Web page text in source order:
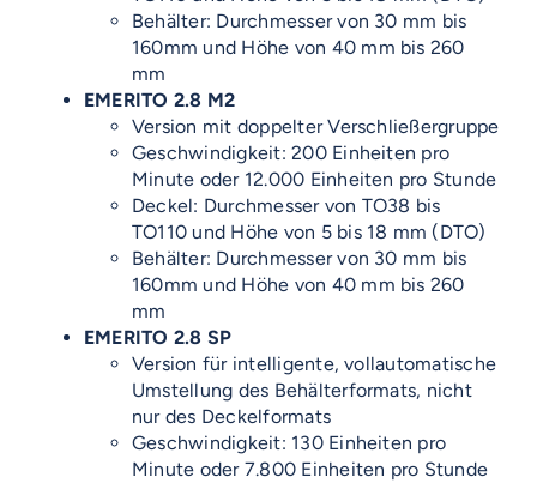
Behälter: Durchmesser von 30 mm bis
160mm und Höhe von 40 mm bis 260
mm
EMERITO 2.8 M2
Version mit doppelter Verschließergruppe
Geschwindigkeit: 200 Einheiten pro
Minute oder 12.000 Einheiten pro Stunde
Deckel: Durchmesser von TO38 bis
TO110 und Höhe von 5 bis 18 mm (DTO)
Behälter: Durchmesser von 30 mm bis
160mm und Höhe von 40 mm bis 260
mm
EMERITO 2.8 SP
Version für intelligente, vollautomatische
Umstellung des Behälterformats, nicht
nur des Deckelformats
Geschwindigkeit: 130 Einheiten pro
Minute oder 7.800 Einheiten pro Stunde